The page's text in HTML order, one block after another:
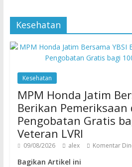
Kesehatan
Kesehatan
MPM Honda Jatim
Berikan Pemeriksaan
Pengobatan Gratis
Veteran LVRI
09/08/2026 alex Komentar
Bagikan Artikel ini